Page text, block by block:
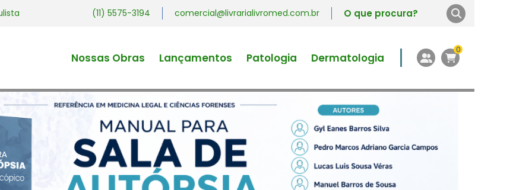
(11) 5575-3194 comercial@livrarialivromed.com.br
Nossas Obras Lançamentos Patologia Dermatologia
0